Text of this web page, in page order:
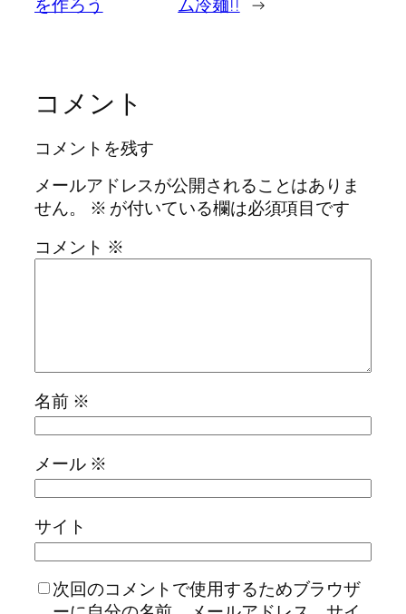
コメント
コメントを残す
メールアドレスが公開されることはありま
せん。
※ が付いている欄は必須項目です
コメント ※
名前 ※
メール ※
サイト
次回のコメントで使用するためブラウザ